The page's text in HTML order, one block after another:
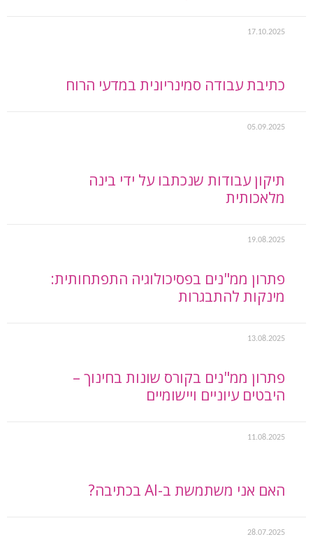
17.10.2025
כתיבת עבודה סמינריונית במדעי הרוח
05.09.2025
תיקון עבודות שנכתבו על ידי בינה
מלאכותית
19.08.2025
פתרון ממ"נים בפסיכולוגיה התפתחותית:
מינקות להתבגרות
13.08.2025
פתרון ממ"נים בקורס שונות בחינוך –
היבטים עיוניים ויישומיים
11.08.2025
האם אני משתמשת ב-AI בכתיבה?
28.07.2025